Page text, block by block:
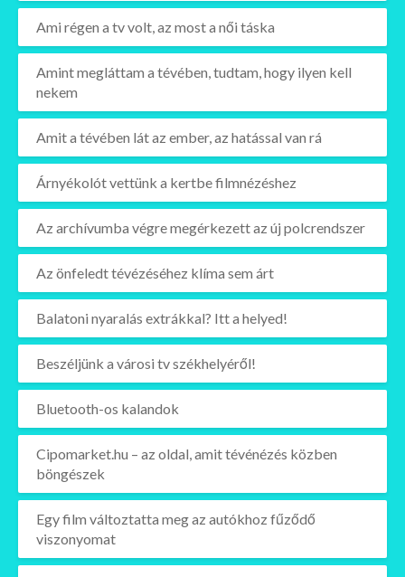
Ami régen a tv volt, az most a női táska
Amint megláttam a tévében, tudtam, hogy ilyen kell
nekem
Amit a tévében lát az ember, az hatással van rá
Árnyékolót vettünk a kertbe filmnézéshez
Az archívumba végre megérkezett az új polcrendszer
Az önfeledt tévézéséhez klíma sem árt
Balatoni nyaralás extrákkal? Itt a helyed!
Beszéljünk a városi tv székhelyéről!
Bluetooth-os kalandok
Cipomarket.hu – az oldal, amit tévénézés közben
böngészek
Egy film változtatta meg az autókhoz fűződő
viszonyomat